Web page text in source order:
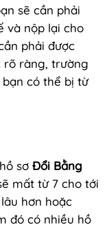
sẽ cần phải
và nộp lại cho
phải được
rõ ràng, trường
có thể bị từ
sơ Đổi Bằng
mất từ 7 cho tới
hơn hoặc
đó có nhiều hồ